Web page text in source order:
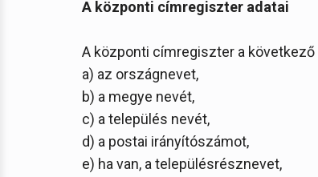
A központi címregiszter adatai
A központi címregiszter a következő
a) az országnevet,
b) a megye nevét,
c) a település nevét,
d) a postai irányítószámot,
e) ha van, a településrésznevet,